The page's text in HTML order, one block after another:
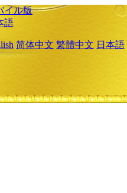
イル版
語
简体中文 繁體中文 日本語